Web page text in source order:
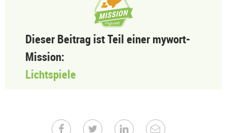
Dieser Beitrag ist Teil einer mywort-
Mission:
Lichtspiele